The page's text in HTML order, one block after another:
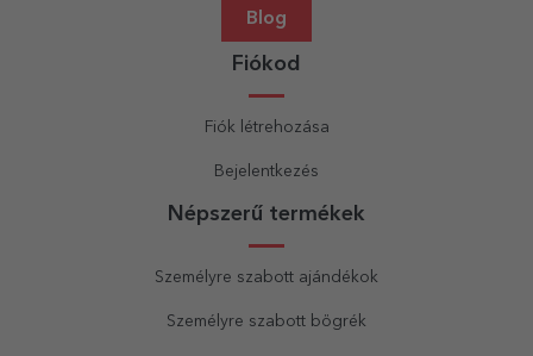
Blog
Fiókod
Fiók létrehozása
Bejelentkezés
Népszerű termékek
Személyre szabott ajándékok
Személyre szabott bögrék